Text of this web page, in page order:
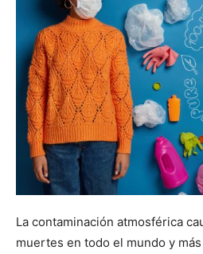
La contaminación atmosférica
muertes en todo el mundo y